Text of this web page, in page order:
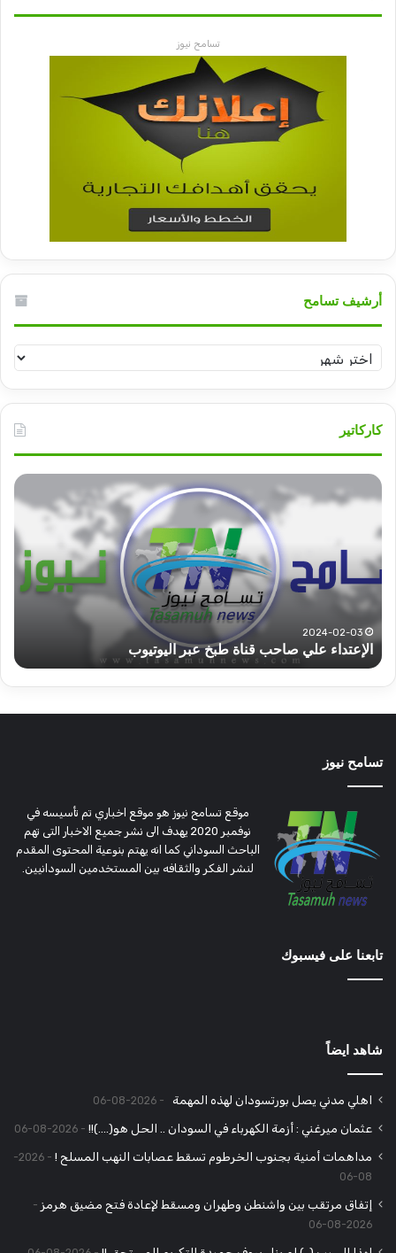
تسامح نيوز
أرشيف تسامح
أرشيف
تسامح
كاركاتير
قوات
الدعم
قطاع
ولاية
شرق
دارفور
تؤمن
موسم
الحصاد
2022-12-08
قوات الدعم السريع قطاع ولاية شرق دارفور تؤمن موسم
الحصاد
تسامح نيوز
موقع تسامح نيوز هو موقع اخباري تم تأسيسه في
نوفمبر 2020 يهدف الى نشر جميع الاخبار التى تهم
الباحث السوداني كما انه يهتم بنوعية المحتوى المقدم
لنشر الفكر والثقافه بين المستخدمين السودانيين.
تابعنا على فيسبوك
شاهد ايضاً
اهلي مدني يصل بورتسودان لهذه المهمة 2026-08-06
عثمان ميرغني : أزمة الكهرباء في السودان .. الحل هو(….)!! 2026-08-06
مداهمات أمنية بجنوب الخرطوم تسقط عصابات النهب المسلح !
2026-
08-06
إتفاق مرتقب بين واشنطن وطهران ومسقط لإعادة فتح مضيق هرمز
2026-08-06